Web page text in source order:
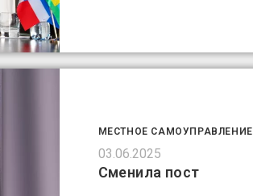
МЕСТНОЕ САМОУПРАВЛЕНИЕ
03.06.2025
Сменила пост